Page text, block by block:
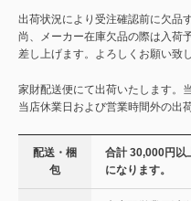
出荷状況により受注確認前に欠品
尚、メーカー在庫欠品の際は入荷
差し上げます。よろしくお願い致し
家財配送便にて出荷いたします。
当店休業日および営業時間外の出
配送・梱
包
合計 30,000円以
になります。